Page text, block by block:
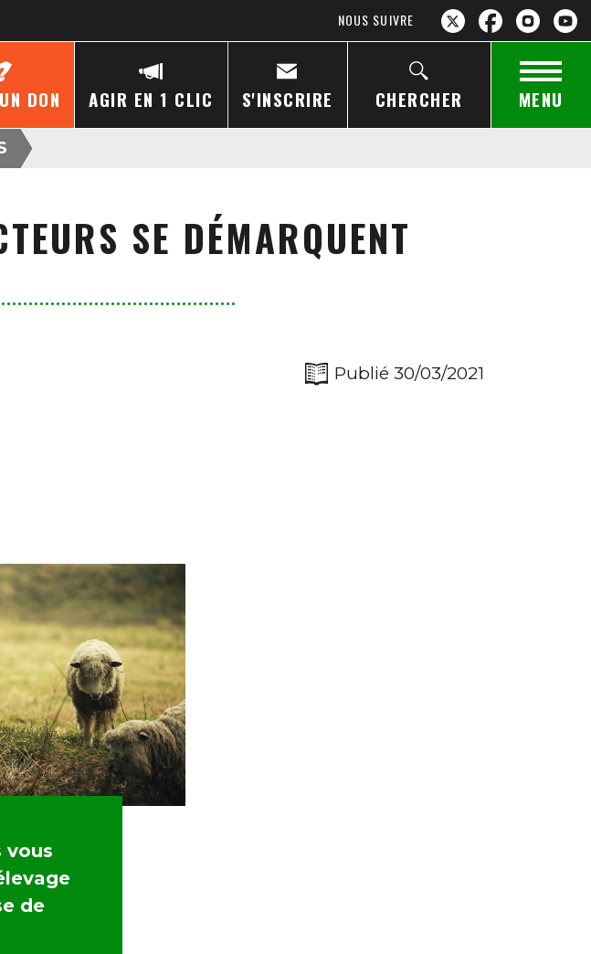
NOUS SUIVRE
DON AGIR EN 1 CLIC S'INSCRIRE CHERCHER MENU
SE DÉMARQUENT
Publié 30/03/2021
vous
de